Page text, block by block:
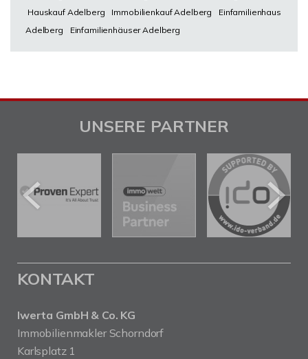
Hauskauf Adelberg
Immobilienkauf Adelberg
Einfamilienhaus
Adelberg
Einfamilienhäuser Adelberg
UNSERE PARTNER
KONTAKT
Iwerta GmbH & Co. KG
Immobilienmakler Schorndorf
Karlsplatz 1